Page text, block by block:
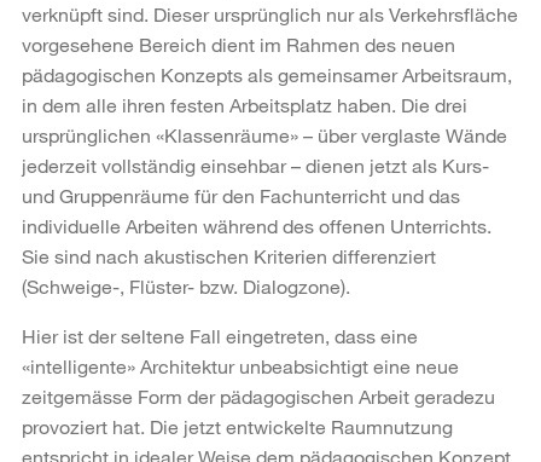
verknüpft sind. Dieser ursprünglich nur als Verkehrsfläche
vorgesehene Bereich dient im Rahmen des neuen
pädagogischen Konzepts als gemeinsamer Arbeitsraum,
in dem alle ihren festen Arbeitsplatz haben. Die drei
ursprünglichen «Klassenräume» – über verglaste Wände
jederzeit vollständig einsehbar – dienen jetzt als Kurs-
und Gruppenräume für den Fachunterricht und das
individuelle Arbeiten während des offenen Unterrichts.
Sie sind nach akustischen Kriterien differenziert
(Schweige-, Flüster- bzw. Dialogzone).
Hier ist der seltene Fall eingetreten, dass eine
«intelligente» Architektur unbeabsichtigt eine neue
zeitgemässe Form der pädagogischen Arbeit geradezu
provoziert hat. Die jetzt entwickelte Raumnutzung
entspricht in idealer Weise dem pädagogischen Konzept